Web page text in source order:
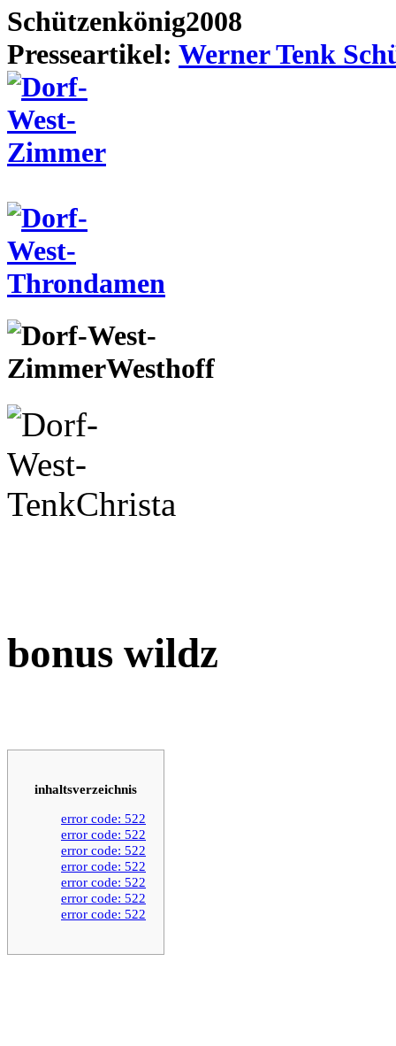
Presseartikel: Werner Tenk
bonus wildz
inhaltsverzeichnis
error code: 522
error code: 522
error code: 522
error code: 522
error code: 522
error code: 522
error code: 522